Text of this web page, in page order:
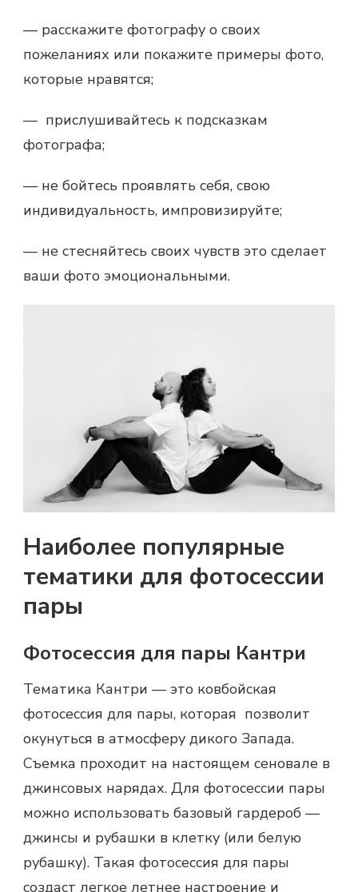
— расскажите фотографу о своих
пожеланиях или покажите примеры фото,
которые нравятся;
— прислушивайтесь к подсказкам
фотографа;
— не бойтесь проявлять себя, свою
индивидуальность, импровизируйте;
— не стесняйтесь своих чувств это сделает
ваши фото эмоциональными.
Наиболее популярные
тематики для фотосессии
пары
Фотосессия для пары Кантри
Тематика Кантри — это ковбойская
фотосессия для пары, которая позволит
окунуться в атмосферу дикого Запада.
Съемка проходит на настоящем сеновале в
джинсовых нарядах. Для фотосессии пары
можно использовать базовый гардероб —
джинсы и рубашки в клетку (или белую
рубашку). Такая фотосессия для пары
создаст легкое летнее настроение и